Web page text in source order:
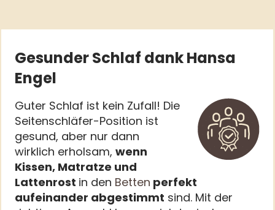
Gesunder Schlaf dank Hansa
Engel
Guter Schlaf ist kein Zufall! Die
Seitenschläfer-Position ist
gesund, aber nur dann
wirklich erholsam,wenn
Kissen, Matratze und
Lattenrost in den Betten perfekt
aufeinander abgestimmt sind. Mit der